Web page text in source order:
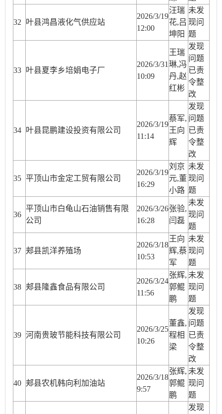
32 叶县鸿昌液化气供应站
2026/3/19
12:00
汪瑞
花,吕
坤阳
未发
现问
题
33 叶县夏李乡培娟电子厂
2026/3/31
10:09
王瑞
琳,冯
丹,赵
红彬
发现
问题
已责
令整
改
34 叶县昆鹏建设投资有限公司
2026/3/19
11:14
蔡军,
王向
辉
发现
问题
已责
令整
改
35 平顶山市金定工贸有限公司
2026/3/19
16:29
刘京
元,董
小路
未发
现问
题
36
平顶山市白龟山石油销售有限
公司
2026/3/26
16:28
张验,
闫磊
未发
现问
题
37 郏县凯洋养殖场
2026/3/18
10:53
王向
辉,蔡
军
未发
现问
题
38 郏县隆鑫食品有限公司
2026/3/24
11:56
张辉,
郭鲲
鹏
未发
现问
题
39 河南贵玻节能科技有限公司
2026/3/25
10:26
董鑫,
程相
梁
发现
问题
已责
令整
改
40 郏县农机韩向利加油站
2026/3/18
9:57
张辉,
郭鲲
鹏
未发
现问
题
发现